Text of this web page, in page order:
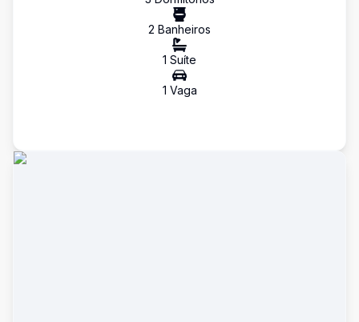
2 Banheiros
1 Suíte
1 Vaga